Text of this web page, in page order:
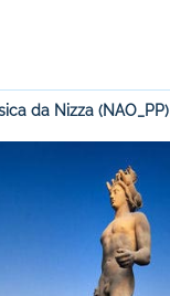
da Nizza (NAO_PP)